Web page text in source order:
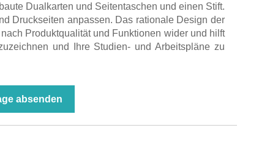
Dualkarten und Seitentaschen und einen Stift.
Druckseiten anpassen. Das rationale Design der
Produktqualität und Funktionen wider und hilft
und Ihre Studien- und Arbeitspläne zu
absenden